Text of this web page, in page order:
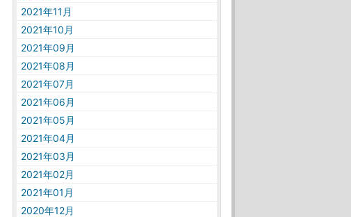
2021年11月
2021年10月
2021年09月
2021年08月
2021年07月
2021年06月
2021年05月
2021年04月
2021年03月
2021年02月
2021年01月
2020年12月